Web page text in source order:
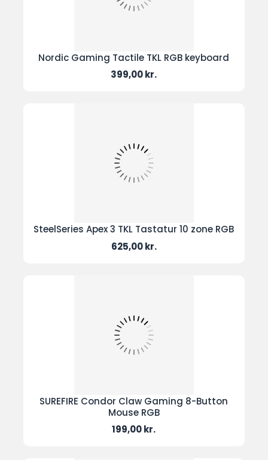
Nordic Gaming Tactile TKL RGB keyboard
Pris
399,00 kr.
SteelSeries Apex 3 TKL Tastatur 10 zone RGB
Pris
625,00 kr.
SUREFIRE Condor Claw Gaming 8-Button
Mouse RGB
Pris
199,00 kr.